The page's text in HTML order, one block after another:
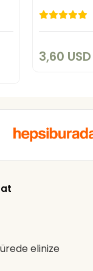
3,60 USD
elinize